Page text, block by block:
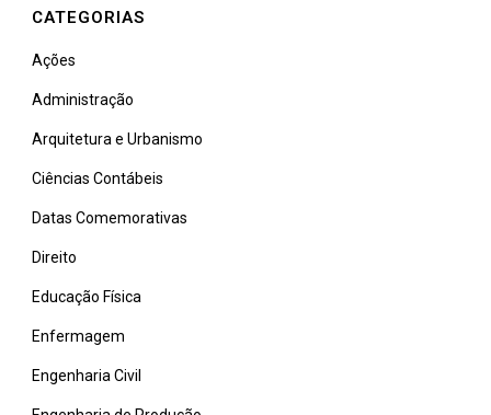
CATEGORIAS
Ações
Administração
Arquitetura e Urbanismo
Ciências Contábeis
Datas Comemorativas
Direito
Educação Física
Enfermagem
Engenharia Civil